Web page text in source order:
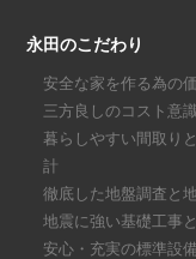
永田のこだわり
安全な家を作る為の
三方良しのコスト意
暮らしやすい間取り
計
徹底した地盤調査と
地震に強い基礎工事
安心・充実の標準設